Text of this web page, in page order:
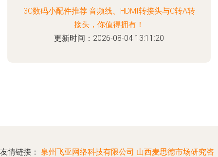
3C数码小配件推荐 音频线、HDMI转接头与C转A转
接头，你值得拥有！
更新时间：2026-08-04 13:11:20
友情链接： 泉州飞亚网络科技有限公司 山西麦思德市场研究咨